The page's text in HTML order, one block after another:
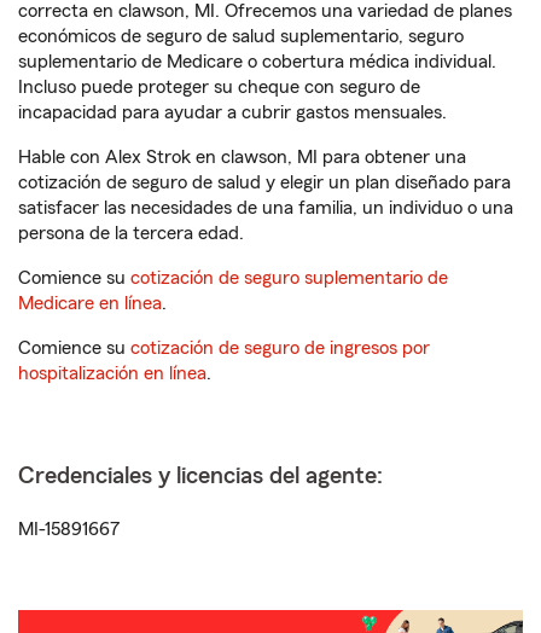
correcta en clawson, MI. Ofrecemos una variedad de planes
económicos de seguro de salud suplementario, seguro
suplementario de Medicare o cobertura médica individual.
Incluso puede proteger su cheque con seguro de
incapacidad para ayudar a cubrir gastos mensuales.
Hable con Alex Strok en clawson, MI para obtener una
cotización de seguro de salud y elegir un plan diseñado para
satisfacer las necesidades de una familia, un individuo o una
persona de la tercera edad.
Comience su cotización de seguro suplementario de
Medicare en línea.
Comience su cotización de seguro de ingresos por
hospitalización en línea.
Credenciales y licencias del agente:
MI-15891667